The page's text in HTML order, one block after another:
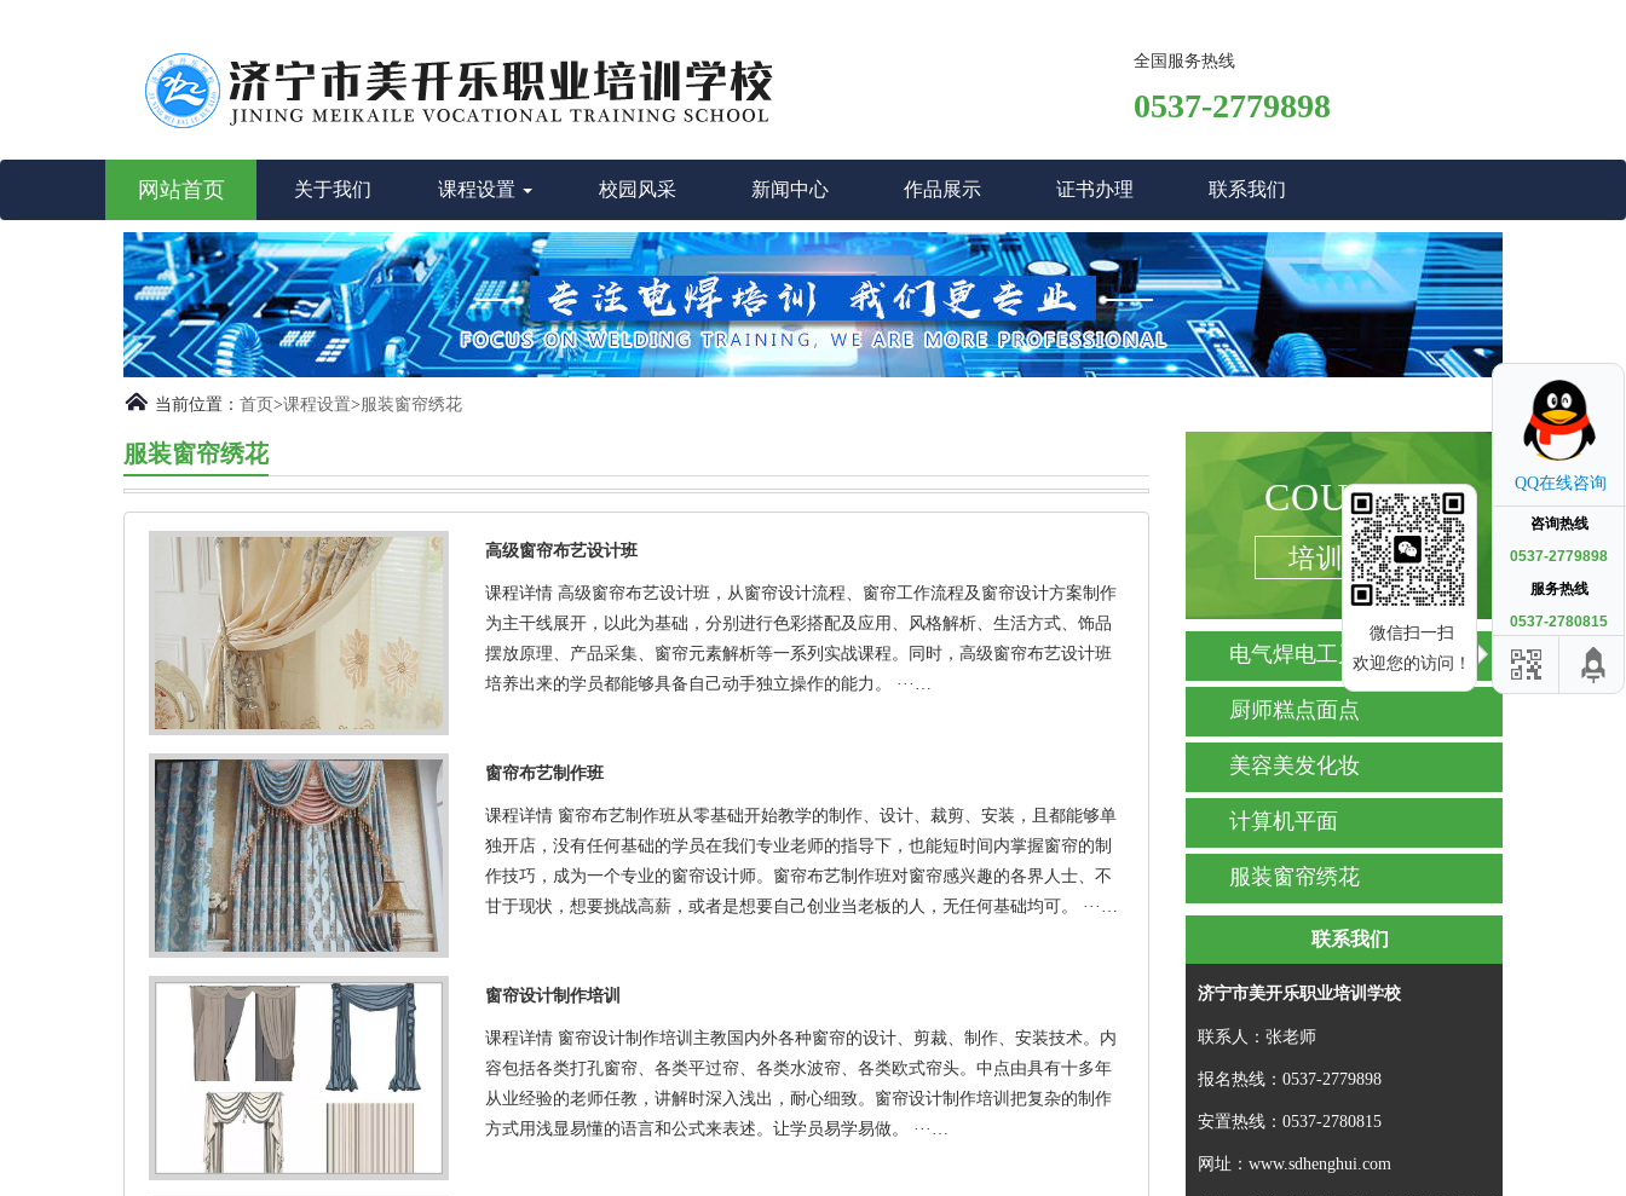
全国服务热线
0537-2779898
网站首页 关于我们 课程设置 校园风采 新闻中心 作品展示 证书办理 联系我们
当前位置： 首页 >课程设置>服装窗帘绣花
服装窗帘绣花
高级窗帘布艺设计班
课程详情 高级窗帘布艺设计班，从窗帘设计流程、窗帘工作流程及窗帘设计方案制作
为主干线展开，以此为基础，分别进行色彩搭配及应用、风格解析、生活方式、饰品
摆放原理、产品采集、窗帘元素解析等一系列实战课程。同时，高级窗帘布艺设计班
培养出来的学员都能够具备自己动手独立操作的能力。 ···…
窗帘布艺制作班
课程详情 窗帘布艺制作班从零基础开始教学的制作、设计、裁剪、安装，且都能够单
独开店，没有任何基础的学员在我们专业老师的指导下，也能短时间内掌握窗帘的制
作技巧，成为一个专业的窗帘设计师。窗帘布艺制作班对窗帘感兴趣的各界人士、不
甘于现状，想要挑战高薪，或者是想要自己创业当老板的人，无任何基础均可。 ···…
窗帘设计制作培训
课程详情 窗帘设计制作培训主教国内外各种窗帘的设计、剪裁、制作、安装技术。内
容包括各类打孔窗帘、各类平过帘、各类水波帘、各类欧式帘头。中点由具有十多年
从业经验的老师任教，讲解时深入浅出，耐心细致。窗帘设计制作培训把复杂的制作
方式用浅显易懂的语言和公式来表述。让学员易学易做。 ···…
COURSE
培训课程
电气焊电工叉车培训
厨师糕点面点
美容美发化妆
计算机平面
服装窗帘绣花
联系我们
济宁市美开乐职业培训学校
联系人：张老师
报名热线：0537-2779898
安置热线：0537-2780815
网址：www.sdhenghui.com
QQ在线咨询
咨询热线
0537-2779898
服务热线
0537-2780815
微信扫一扫
欢迎您的访问！